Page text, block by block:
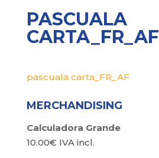
PASCUALA
CARTA_FR_AF
pascuala carta_FR_AF
MERCHANDISING
Calculadora Grande
10.00€ IVA incl.